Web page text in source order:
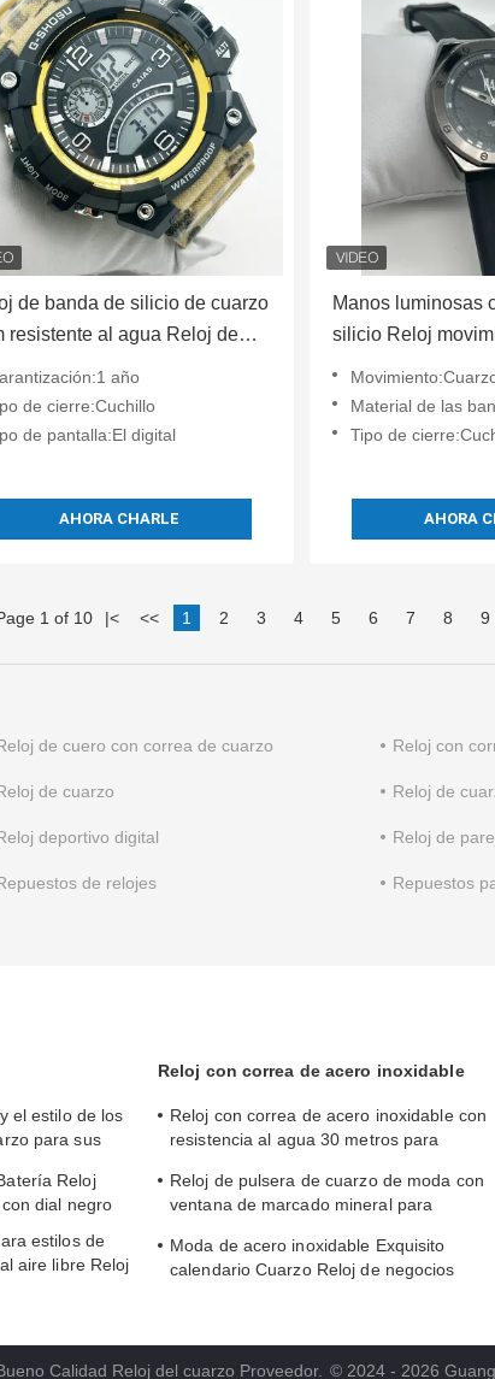
de banda de silicio de cuarzo
resistente al agua Reloj de
año
de cierre:Cuchillo
de pantalla:El digital
AHORA CHARLE
Manos luminosas
silicio Reloj
Material de las
Tipo de
AHORA
1 of 10 |< << 1 2 3 4 5 6 7 8 9
de cuero con correa de cuarzo Reloj con
de cuarzo Reloj de
deportivo digital Reloj de
de relojes Repuestos
el estilo de los
para sus
Reloj
dial negro
estilos de
aire libre Reloj
Reloj con correa de acero inoxidable
Reloj con correa de acero inoxidable con
resistencia al agua 30 metros para
Reloj de pulsera de cuarzo de moda con
ventana de marcado mineral para
Moda de acero inoxidable Exquisito
calendario Cuarzo Reloj de negocios
Calidad Reloj del cuarzo Proveedor. © 2024 - 2026